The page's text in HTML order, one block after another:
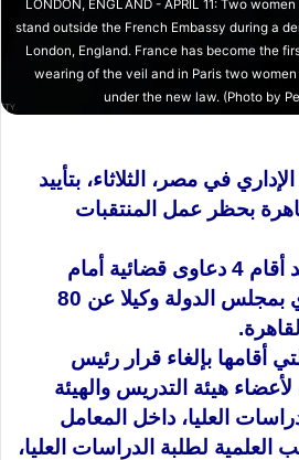
LONDON, ENGLAND - APRIL 11: Two
stand outside the French Embassy during a
London, England. France has become the
wearing of the veil and in Paris two
under the new law. (Photo by
في مصر، الثلاثاء، بتأييد
بحظر عمل المنتقبات
وكان أحد المحامين قد أقام 4 دعاوى قضائية أمام
محكمة القضاء الإداري بمجلس الدولة وكيلا عن 80
أقامها بإلغاء قرار رئيس
هيئة التدريس والهيئة
العليا، داخل المعامل
العلمية لطلبة الدراسات العليا،